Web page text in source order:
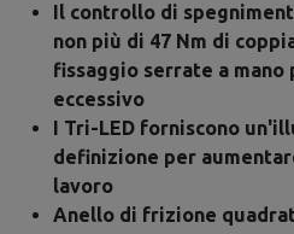
Il controllo di
non più di 47 Nm di
fissaggio serrate a
eccessivo
I Tri-LED forniscono
definizione per
lavoro
Anello di frizione